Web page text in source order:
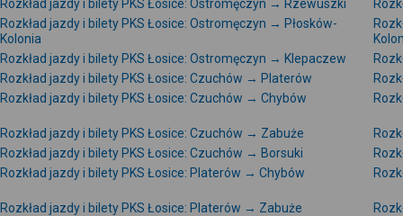
Rozkład jazdy i bilety PKS Łosice: Ostromęczyn → Rzewuszki
Rozkład jazdy i bilety PKS Łosice: Ostromęczyn → Płosków-
Kolonia
Rozkład jazdy i bilety PKS Łosice: Ostromęczyn → Klepaczew
Rozkład jazdy i bilety PKS Łosice: Czuchów → Platerów
Rozkład jazdy i bilety PKS Łosice: Czuchów → Chybów
Rozkład jazdy i bilety PKS Łosice: Czuchów → Zabuże
Rozkład jazdy i bilety PKS Łosice: Czuchów → Borsuki
Rozkład jazdy i bilety PKS Łosice: Platerów → Chybów
Rozkład jazdy i bilety PKS Łosice: Platerów → Zabuże